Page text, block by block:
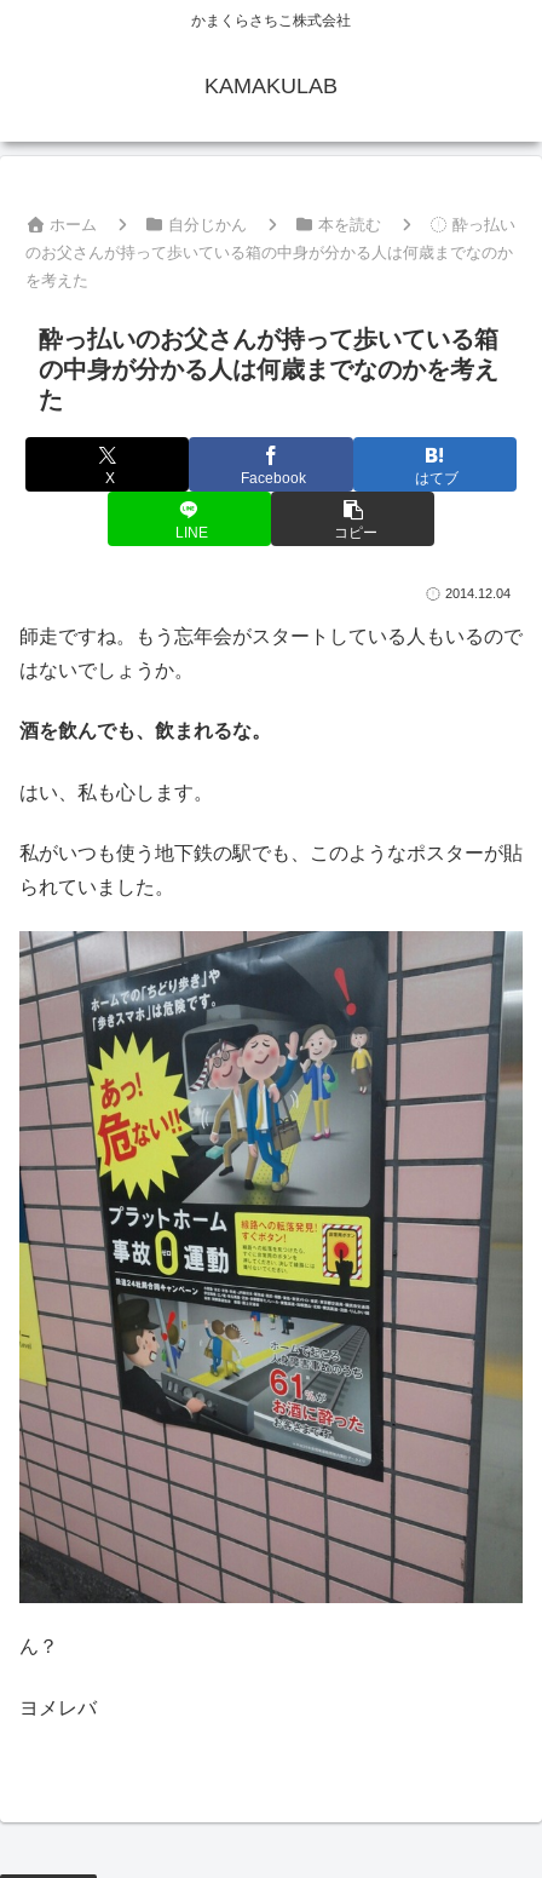
かまくらさちこ株式会社
KAMAKULAB
ホーム 自分じかん 本を読む
酔っ払い
のお父さんが持って歩いている箱の中身が分かる人は何歳までなのか
を考えた
酔っ払いのお父さんが持って歩いている箱
の中身が分かる人は何歳までなのかを考え
た
X Facebook はてブ
LINE コピー
2014.12.04
師走ですね。もう忘年会がスタートしている人もいるので
はないでしょうか。
酒を飲んでも、飲まれるな。
はい、私も心します。
私がいつも使う地下鉄の駅でも、このようなポスターが貼
られていました。
ん？
ヨメレバ